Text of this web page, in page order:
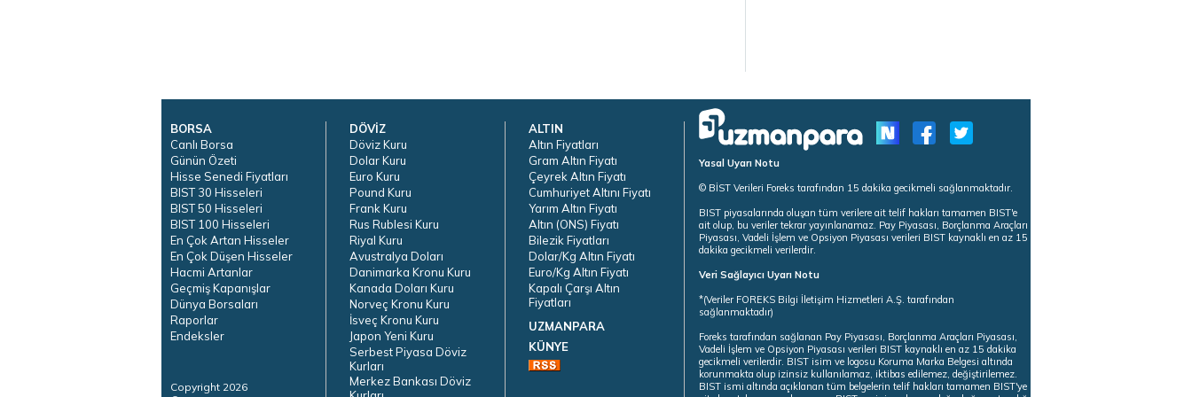
BORSA
Canlı Borsa
Günün Özeti
Hisse Senedi Fiyatları
BIST 30 Hisseleri
BIST 50 Hisseleri
BIST 100 Hisseleri
En Çok Artan Hisseler
En Çok Düşen Hisseler
Hacmi Artanlar
Geçmiş Kapanışlar
Dünya Borsaları
Raporlar
Endeksler
Copyright 2026
DÖVİZ
Döviz Kuru
Dolar Kuru
Euro Kuru
Pound Kuru
Frank Kuru
Rus Rublesi Kuru
Riyal Kuru
Avustralya Doları
Danimarka Kronu Kuru
Kanada Doları Kuru
Norveç Kronu Kuru
İsveç Kronu Kuru
Japon Yeni Kuru
Serbest Piyasa Döviz
Kurları
Merkez Bankası Döviz
ALTIN
Altın Fiyatları
Gram Altın Fiyatı
Çeyrek Altın Fiyatı
Cumhuriyet Altını Fiyatı
Yarım Altın Fiyatı
Altın (ONS) Fiyatı
Bilezik Fiyatları
Dolar/Kg Altın Fiyatı
Euro/Kg Altın Fiyatı
Kapalı Çarşı Altın
Fiyatları
UZMANPARA
KÜNYE
Yasal Uyarı Notu
© BİST Verileri Foreks tarafından 15 dakika gecikmeli sağlanmaktadır.
BIST piyasalarında oluşan tüm verilere ait telif hakları tamamen BIST'e
ait olup, bu veriler tekrar yayınlanamaz. Pay Piyasası, Borçlanma Araçları
Piyasası, Vadeli İşlem ve Opsiyon Piyasası verileri BIST kaynaklı en az 15
dakika gecikmeli verilerdir.
Veri Sağlayıcı Uyarı Notu
*(Veriler FOREKS Bilgi İletişim Hizmetleri A.Ş. tarafından
sağlanmaktadır)
Foreks tarafından sağlanan Pay Piyasası, Borçlanma Araçları Piyasası,
Vadeli İşlem ve Opsiyon Piyasası verileri BIST kaynaklı en az 15 dakika
gecikmeli verilerdir. BIST isim ve logosu Koruma Marka Belgesi altında
korunmakta olup izinsiz kullanılamaz, iktibas edilemez, değiştirilemez.
BIST ismi altında açıklanan tüm belgelerin telif hakları tamamen BIST'ye